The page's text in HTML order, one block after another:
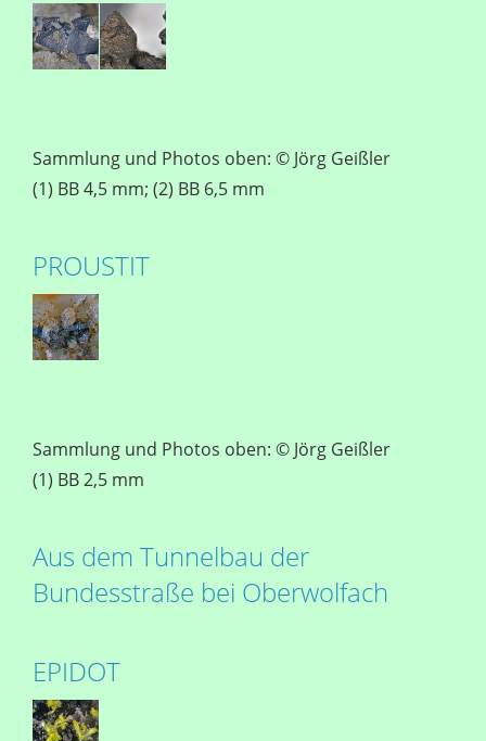
Sammlung und Photos oben: © Jörg Geißler
(1) BB 4,5 mm; (2) BB 6,5 mm
PROUSTIT
Sammlung und Photos oben: © Jörg Geißler
(1) BB 2,5 mm
Aus dem Tunnelbau der
Bundesstraße bei Oberwolfach
EPIDOT